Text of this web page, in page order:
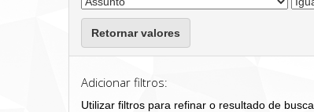
Retornar valores
Adicionar filtros:
Utilizar filtros para refinar o resultado de busca.